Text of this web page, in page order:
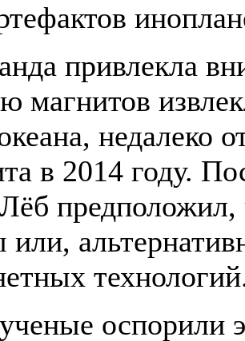
привлекла
магнитов
недалеко
в 2014 году.
или,
оспорили